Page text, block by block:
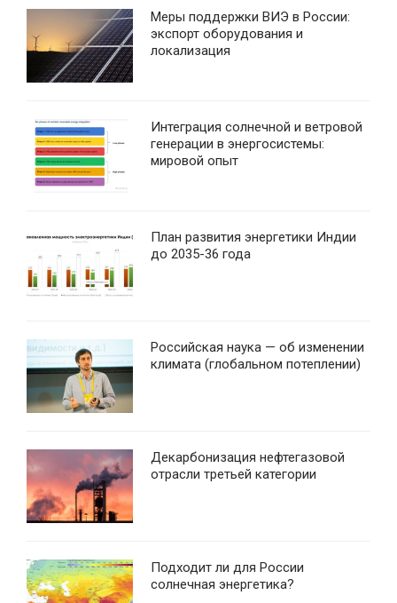
Меры поддержки ВИЭ в России:
экспорт оборудования и
локализация
Интеграция солнечной и ветровой
генерации в энергосистемы:
мировой опыт
План развития энергетики Индии
до 2035-36 года
Российская наука — об изменении
климата (глобальном потеплении)
Декарбонизация нефтегазовой
отрасли третьей категории
Подходит ли для России
солнечная энергетика?